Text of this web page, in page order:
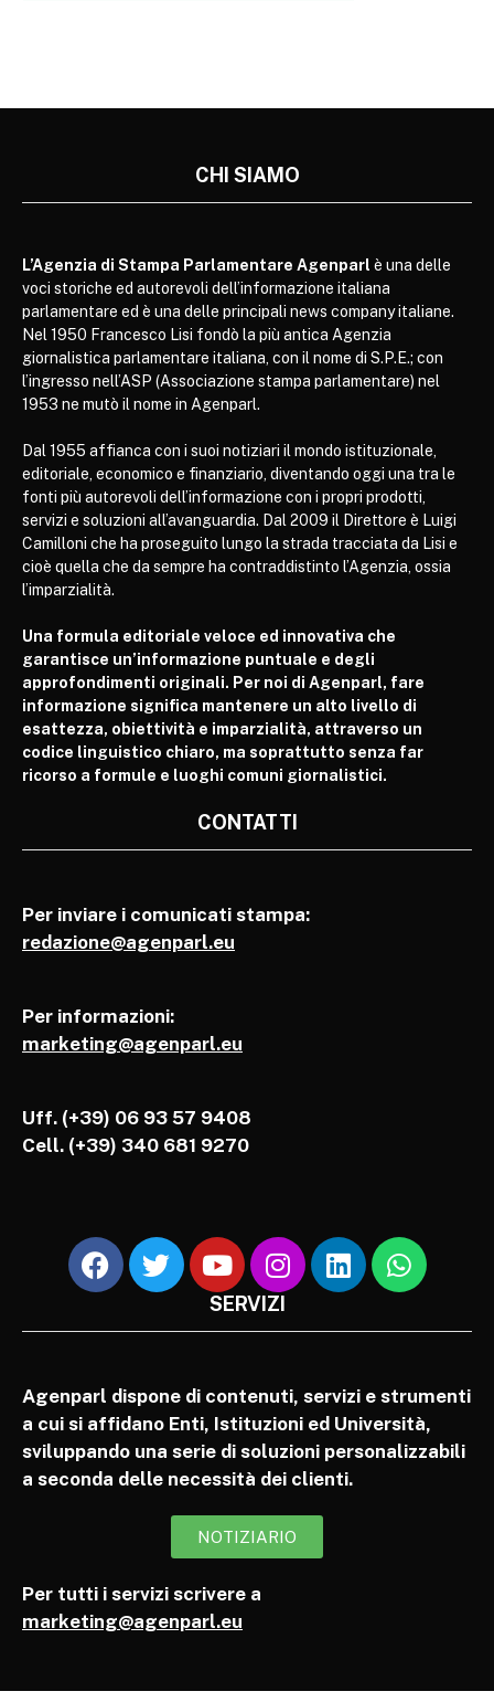
CHI SIAMO
L’Agenzia di Stampa Parlamentare Agenparl è una delle
voci storiche ed autorevoli dell’informazione italiana
parlamentare ed è una delle principali news company italiane.
Nel 1950 Francesco Lisi fondò la più antica Agenzia
giornalistica parlamentare italiana, con il nome di S.P.E.; con
l’ingresso nell’ASP (Associazione stampa parlamentare) nel
1953 ne mutò il nome in Agenparl.
Dal 1955 affianca con i suoi notiziari il mondo istituzionale,
editoriale, economico e finanziario, diventando oggi una tra le
fonti più autorevoli dell’informazione con i propri prodotti,
servizi e soluzioni all’avanguardia. Dal 2009 il Direttore è Luigi
Camilloni che ha proseguito lungo la strada tracciata da Lisi e
cioè quella che da sempre ha contraddistinto l’Agenzia, ossia
l’imparzialità.
Una formula editoriale veloce ed innovativa che
garantisce un’informazione puntuale e degli
approfondimenti originali. Per noi di Agenparl, fare
informazione significa mantenere un alto livello di
esattezza, obiettività e imparzialità, attraverso un
codice linguistico chiaro, ma soprattutto senza far
ricorso a formule e luoghi comuni giornalistici.
CONTATTI
Per inviare i comunicati stampa:
redazione@agenparl.eu
Per informazioni:
marketing@agenparl.eu
Uff. (+39) 06 93 57 9408
Cell. (+39) 340 681 9270
SERVIZI
Agenparl dispone di contenuti, servizi e strumenti
a cui si affidano Enti, Istituzioni ed Università,
sviluppando una serie di soluzioni personalizzabili
a seconda delle necessità dei clienti.
NOTIZIARIO
Per tutti i servizi scrivere a
marketing@agenparl.eu